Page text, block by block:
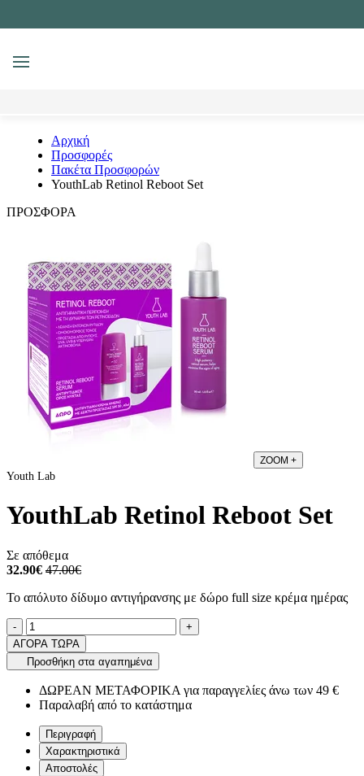
MENU
Αρχική
Προσφορές
Πακέτα Προσφορών
YouthLab Retinol Reboot Set
ΠΡΟΣΦΟΡΑ
ZOOM +
Youth Lab
YouthLab Retinol Reboot Set
Σε απόθεμα
32.90€ 47.00€
Το απόλυτο δίδυμο αντιγήρανσης με δώρο full size κρέμα ημέρας
Ποσότητα
-product.increase.quantity +
ΑΓΟΡΑ ΤΩΡΑ
Προσθήκη στα αγαπημένα
ΔΩΡΕΑΝ ΜΕΤΑΦΟΡΙΚΑ για παραγγελίες άνω των 49 €
Παραλαβή από το κατάστημα
Περιγραφή
Χαρακτηριστικά
Αποστολές